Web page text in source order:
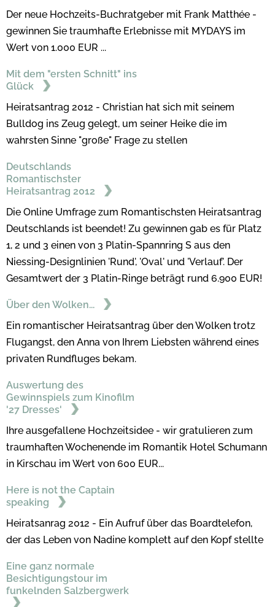
Der neue Hochzeits-Buchratgeber mit Frank Matthée -
gewinnen Sie traumhafte Erlebnisse mit MYDAYS im
Wert von 1.000 EUR ...
Mit dem "ersten Schnitt" ins
Glück
Heiratsantrag 2012 - Christian hat sich mit seinem
Bulldog ins Zeug gelegt, um seiner Heike die im
wahrsten Sinne "große" Frage zu stellen
Deutschlands
Romantischster
Heiratsantrag 2012
Die Online Umfrage zum Romantischsten Heiratsantrag
Deutschlands ist beendet! Zu gewinnen gab es für Platz
1, 2 und 3 einen von 3 Platin-Spannring S aus den
Niessing-Designlinien 'Rund', 'Oval' und 'Verlauf'. Der
Gesamtwert der 3 Platin-Ringe beträgt rund 6.900 EUR!
Über den Wolken...
Ein romantischer Heiratsantrag über den Wolken trotz
Flugangst, den Anna von Ihrem Liebsten während eines
privaten Rundfluges bekam.
Auswertung des
Gewinnspiels zum Kinofilm
'27 Dresses'
Ihre ausgefallene Hochzeitsidee - wir gratulieren zum
traumhaften Wochenende im Romantik Hotel Schumann
in Kirschau im Wert von 600 EUR...
Here is not the Captain
speaking
Heiratsanrag 2012 - Ein Aufruf über das Boardtelefon,
der das Leben von Nadine komplett auf den Kopf stellte
Eine ganz normale
Besichtigungstour im
funkelnden Salzbergwerk